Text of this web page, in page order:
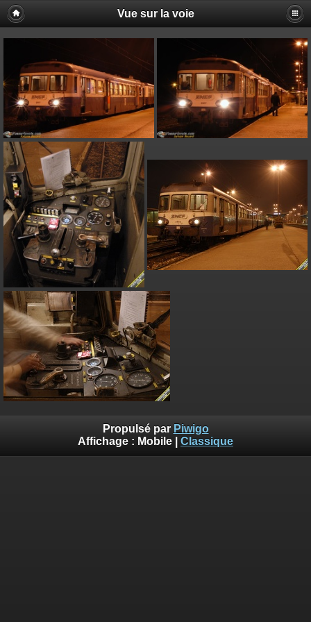
Vue sur la voie
Propulsé par Piwigo
Affichage : Mobile Classique